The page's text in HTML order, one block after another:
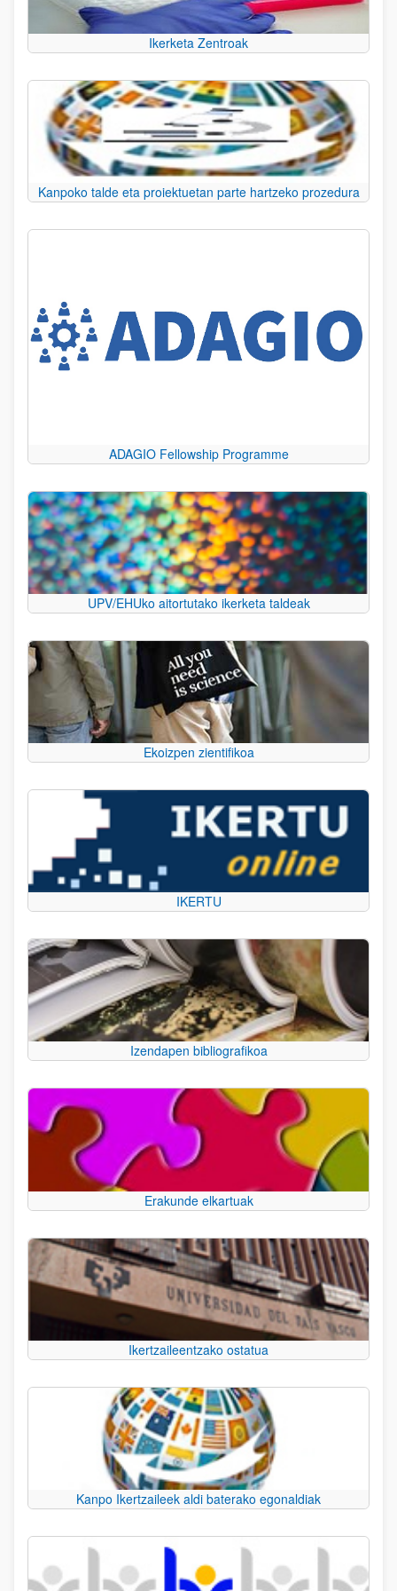
Ikerketa Zentroak
Kanpoko talde eta proiektuetan parte hartzeko prozedura
ADAGIO Fellowship Programme
UPV/EHUko aitortutako ikerketa taldeak
Ekoizpen zientifikoa
IKERTU
Izendapen bibliografikoa
Erakunde elkartuak
Ikertzaileentzako ostatua
Kanpo Ikertzaileek aldi baterako egonaldiak